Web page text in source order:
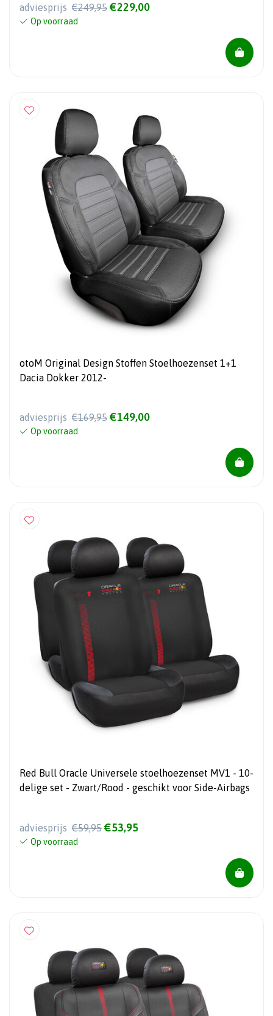
adviesprijs €249,95 €229,00
Op voorraad
otoM Original Design Stoffen Stoelhoezenset 1+1
Dacia Dokker 2012-
adviesprijs €169,95 €149,00
Op voorraad
Red Bull Oracle Universele stoelhoezenset MV1 - 10-
delige set - Zwart/Rood - geschikt voor Side-Airbags
adviesprijs €59,95 €53,95
Op voorraad